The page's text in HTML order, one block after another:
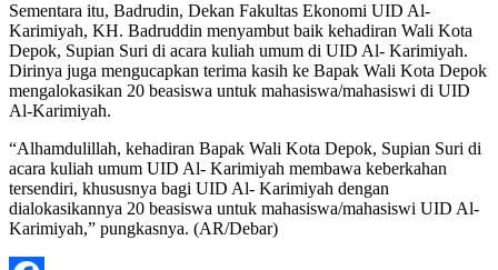
Sementara itu, Badrudin, Dekan Fakultas Ekonomi UID Al-
Karimiyah, KH. Badruddin menyambut baik kehadiran Wali Kota
Depok, Supian Suri di acara kuliah umum di UID Al- Karimiyah.
Dirinya juga mengucapkan terima kasih ke Bapak Wali Kota Depok
mengalokasikan 20 beasiswa untuk mahasiswa/mahasiswi di UID
Al-Karimiyah.
“Alhamdulillah, kehadiran Bapak Wali Kota Depok, Supian Suri di
acara kuliah umum UID Al- Karimiyah membawa keberkahan
tersendiri, khususnya bagi UID Al- Karimiyah dengan
dialokasikannya 20 beasiswa untuk mahasiswa/mahasiswi UID Al-
Karimiyah,” pungkasnya. (AR/Debar)